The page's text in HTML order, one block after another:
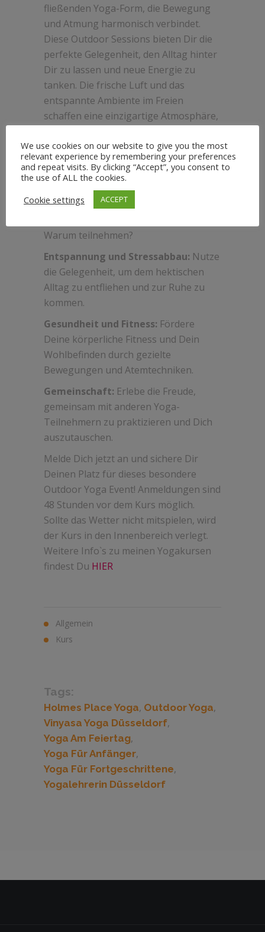
fließenden Yoga-Form, die Bewegung
und Atmung harmonisch verbindet.
Diese Outdoor Sessions bieten Dir die
perfekte Gelegenheit, den Alltag hinter
Dir zu lassen und neue Energie zu
tanken. Die frische Luft und das
entspannte Ambiente im Freien
schaffen eine einzigartige Atmosphäre,
Egal ob Anfänger oder
Fortgeschrittener, diese Sessions sind
für alle Level geeignet. Bringe Deine
eigene Matte mit und sei bereit, Körper
Warum teilnehmen?
Entspannung und Stressabbau: Nutze
die Gelegenheit, um dem hektischen
Alltag zu entfliehen und zur Ruhe zu
kommen.
Gesundheit und Fitness: Fördere
Deine körperliche Fitness und Dein
Wohlbefinden durch gezielte
Bewegungen und Atemtechniken.
Gemeinschaft: Erlebe die Freude,
gemeinsam mit anderen Yoga-
Teilnehmern zu praktizieren und Dich
auszutauschen.
Melde Dich jetzt an und sichere Dir
Deinen Platz für dieses besondere
Outdoor Yoga Event! Anmeldungen sind
48 Stunden vor dem Kurs möglich.
Sollte das Wetter nicht mitspielen, wird
der Kurs in den Innenbereich verlegt.
Weitere Info`s zu meinen Yogakursen
findest Du HIER
Allgemein
Kurs
Tags:
Holmes Place Yoga, Outdoor Yoga,
Vinyasa Yoga Düsseldorf,
Yoga Am Feiertag,
Yoga Für Anfänger,
Yoga Für Fortgeschrittene,
Yogalehrerin Düsseldorf
We use cookies on our website to give you the most
relevant experience by remembering your preferences
and repeat visits. By clicking “Accept”, you consent to
the use of ALL the cookies.
Cookie settings
ACCEPT